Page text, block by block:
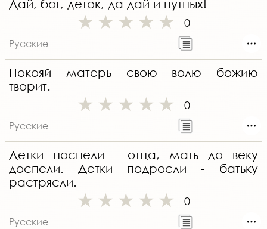
Дай, бог, деток, да дай и путных!
0
Русские
Покояй матерь свою волю божию
творит.
0
Русские
Детки поспели - отца, мать до веку
доспели. Детки подросли - батьку
растрясли.
0
Русские